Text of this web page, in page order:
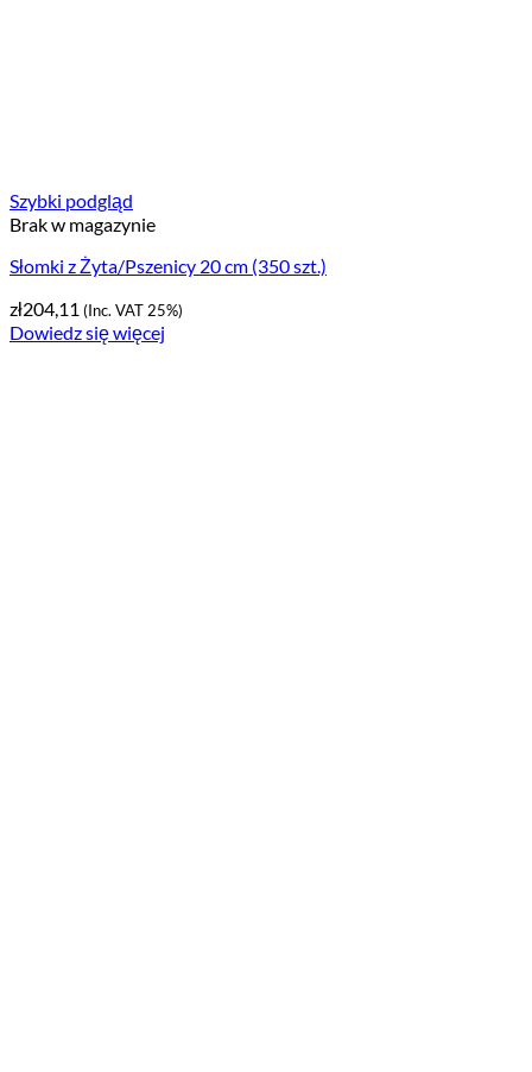
Szybki podgląd
Brak w magazynie
Słomki z Żyta/Pszenicy 20 cm (350 szt.)
zł204,11 (Inc. VAT 25%)
Dowiedz się więcej